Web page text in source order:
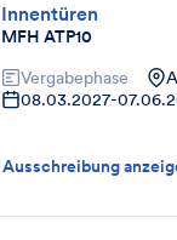
Innentüren
MFH ATP10
Vergabephase
08.03.2027-
Ausschreibung